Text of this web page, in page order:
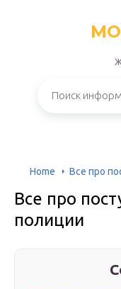
Home Все про
Все про
полиции